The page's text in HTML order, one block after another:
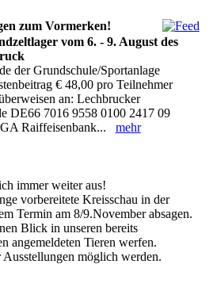
zum Vormerken!
vom 6. - 9. August des
der Grundschule/Sportanlage
€ 48,00 pro Teilnehmer
an: Lechbrucker
DE66 7016 9558 0100 2417 09
Raiffeisenbank... mehr
immer weiter aus!
vorbereitete Kreisschau in der
Termin am 8/9.November absagen.
Blick in unseren bereits
angemeldeten Tieren werfen.
möglich werden.